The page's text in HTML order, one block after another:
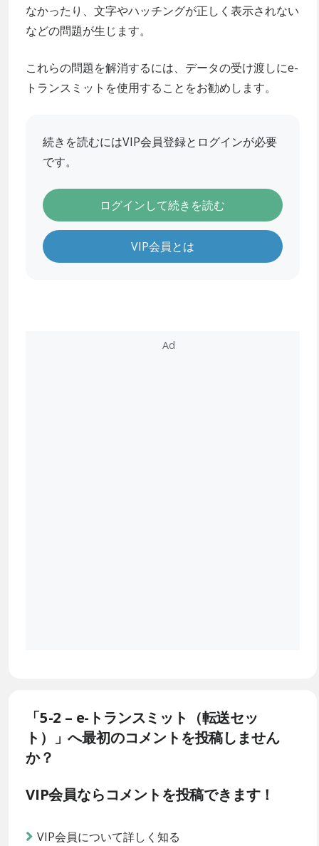
なかったり、文字やハッチングが正しく表示されない
などの問題が生じます。
これらの問題を解消するには、データの受け渡しにe-
トランスミットを使用することをお勧めします。
続きを読むにはVIP会員登録とログインが必要
です。
ログインして続きを読む
VIP会員とは
「5-2 – e-トランスミット（転送セッ
ト）」へ最初のコメントを投稿しません
か？
VIP会員ならコメントを投稿できます！
VIP会員について詳しく知る